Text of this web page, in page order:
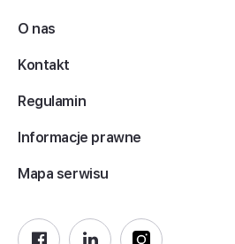
O nas
Kontakt
Regulamin
Informacje prawne
Mapa serwisu